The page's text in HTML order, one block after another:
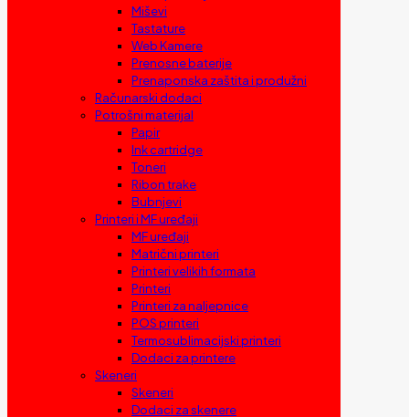
Miševi
Tastature
Web Kamere
Prenosne baterije
Prenaponska zaštita i produžni
Računarski dodaci
Potrošni materijal
Papir
Ink cartridge
Toneri
Ribon trake
Bubnjevi
Printeri i MF uređaji
MF uređaji
Matrični printeri
Printeri velikih formata
Printeri
Printeri za naljepnice
POS printeri
Termosublimacijski printeri
Dodaci za printere
Skeneri
Skeneri
Dodaci za skenere